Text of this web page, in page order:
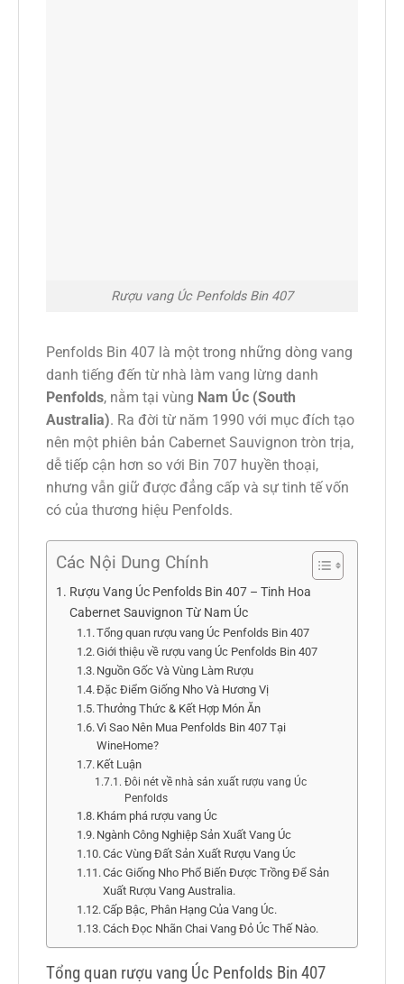
Rượu vang Úc Penfolds Bin 407
Penfolds Bin 407 là một trong những dòng vang
danh tiếng đến từ nhà làm vang lừng danh
Penfolds, nằm tại vùng Nam Úc (South
Australia). Ra đời từ năm 1990 với mục đích tạo
nên một phiên bản Cabernet Sauvignon tròn trịa,
dễ tiếp cận hơn so với Bin 707 huyền thoại,
nhưng vẫn giữ được đẳng cấp và sự tinh tế vốn
có của thương hiệu Penfolds.
Các Nội Dung Chính
Rượu Vang Úc Penfolds Bin 407 – Tinh Hoa
Cabernet Sauvignon Từ Nam Úc
Tổng quan rượu vang Úc Penfolds Bin 407
Giới thiệu về rượu vang Úc Penfolds Bin 407
Nguồn Gốc Và Vùng Làm Rượu
Đặc Điểm Giống Nho Và Hương Vị
Thưởng Thức & Kết Hợp Món Ăn
Vì Sao Nên Mua Penfolds Bin 407 Tại
WineHome?
Kết Luận
Đôi nét về nhà sản xuất rượu vang Úc
Penfolds
Khám phá rượu vang Úc
Ngành Công Nghiệp Sản Xuất Vang Úc
Các Vùng Đất Sản Xuất Rượu Vang Úc
Các Giống Nho Phổ Biến Được Trồng Để Sản
Xuất Rượu Vang Australia.
Cấp Bậc, Phân Hạng Của Vang Úc.
Cách Đọc Nhãn Chai Vang Đỏ Úc Thế Nào.
Tổng quan rượu vang Úc Penfolds Bin 407